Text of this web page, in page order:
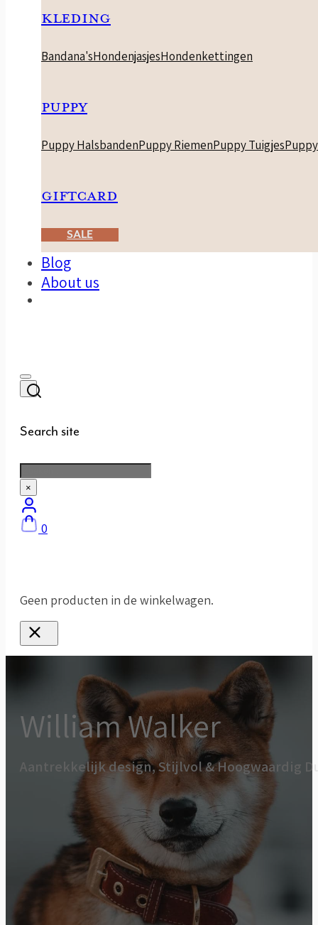
KLEDING
Bandana'sHondenjasjesHondenkettingen
PUPPY
Puppy HalsbandenPuppy RiemenPuppy Tuigjes
GIFTCARD
SALE
Blog
About us
Search site
Zoeken
×
0
Geen producten in de winkelwagen.
William Walker
Aantrekkelijk design, Stijlvol & Hoogwaardig